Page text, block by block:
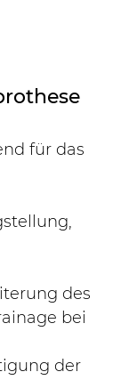
für das
des
bei
der